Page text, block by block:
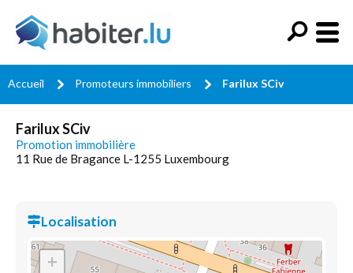
Accueil Promoteurs immobiliers Farilux SCiv
Farilux SCiv
Promotion immobilière
11 Rue de Bragance L-1255 Luxembourg
Localisation
+